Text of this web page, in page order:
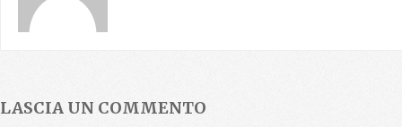
LASCIA UN COMMENTO